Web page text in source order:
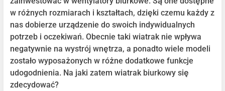
w różnych rozmiarach i kształtach, dzięki czemu każdy z
nas dobierze urządzenie do swoich indywidualnych
potrzeb i oczekiwań. Obecnie taki wiatrak nie wpływa
negatywnie na wystrój wnętrza, a ponadto wiele modeli
zostało wyposażonych w różne dodatkowe funkcje
udogodnienia. Na jaki zatem wiatrak biurkowy się
zdecydować?